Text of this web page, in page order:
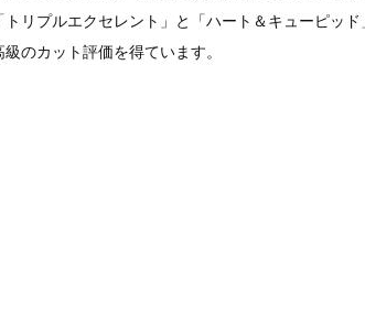
トリプルエクセレント」と「ハート＆キューピッド
級のカット評価を得ています。